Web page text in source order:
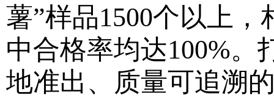
薯”样品1500个以上
中合格率均达100%。
地准出、质量可追溯